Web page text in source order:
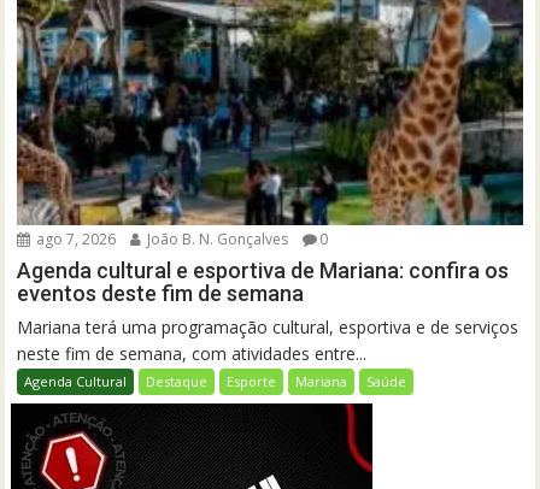
ago 7, 2026 João B. N. Gonçalves 0
Agenda cultural e esportiva de Mariana: confira os
eventos deste fim de semana
Mariana terá uma programação cultural, esportiva e de serviços
neste fim de semana, com atividades entre...
Agenda Cultural Destaque Esporte Mariana Saúde